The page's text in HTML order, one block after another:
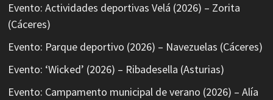
Evento: Actividades deportivas Velá (2026) – Zorita
(Cáceres)
Evento: Parque deportivo (2026) – Navezuelas (Cáceres)
Evento: ‘Wicked’ (2026) – Ribadesella (Asturias)
Evento: Campamento municipal de verano (2026) – Alía